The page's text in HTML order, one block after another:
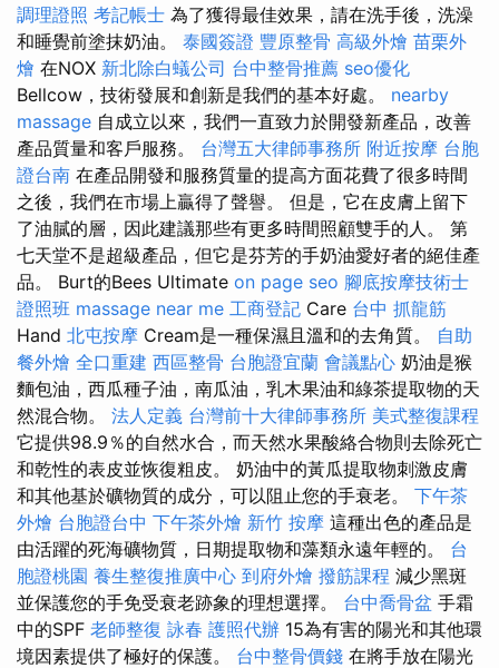
調理證照 考記帳士 為了獲得最佳效果，請在洗手後，洗澡
和睡覺前塗抹奶油。 泰國簽證 豐原整骨 高級外燴 苗栗外
燴 在NOX 新北除白蟻公司 台中整骨推薦 seo優化
Bellcow，技術發展和創新是我們的基本好處。 nearby
massage 自成立以來，我們一直致力於開發新產品，改善
產品質量和客戶服務。 台灣五大律師事務所 附近按摩 台胞
證台南 在產品開發和服務質量的提高方面花費了很多時間
之後，我們在市場上贏得了聲譽。 但是，它在皮膚上留下
了油膩的層，因此建議那些有更多時間照顧雙手的人。 第
七天堂不是超級產品，但它是芬芳的手奶油愛好者的絕佳產
品。 Burt的Bees Ultimate on page seo 腳底按摩技術士
證照班 massage near me 工商登記 Care 台中 抓龍筋
Hand 北屯按摩 Cream是一種保濕且溫和的去角質。 自助
餐外燴 全口重建 西區整骨 台胞證宜蘭 會議點心 奶油是猴
麵包油，西瓜種子油，南瓜油，乳木果油和綠茶提取物的天
然混合物。 法人定義 台灣前十大律師事務所 美式整復課程
它提供98.9％的自然水合，而天然水果酸絡合物則去除死亡
和乾性的表皮並恢復粗皮。 奶油中的黃瓜提取物刺激皮膚
和其他基於礦物質的成分，可以阻止您的手衰老。 下午茶
外燴 台胞證台中 下午茶外燴 新竹 按摩 這種出色的產品是
由活躍的死海礦物質，日期提取物和藻類永遠年輕的。 台
胞證桃園 養生整復推廣中心 到府外燴 撥筋課程 減少黑斑
並保護您的手免受衰老跡象的理想選擇。 台中喬骨盆 手霜
中的SPF 老師整復 詠春 護照代辦 15為有害的陽光和其他環
境因素提供了極好的保護。 台中整骨價錢 在將手放在陽光